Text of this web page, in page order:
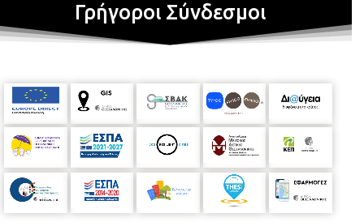
Γρήγοροι Σύνδεσμοι